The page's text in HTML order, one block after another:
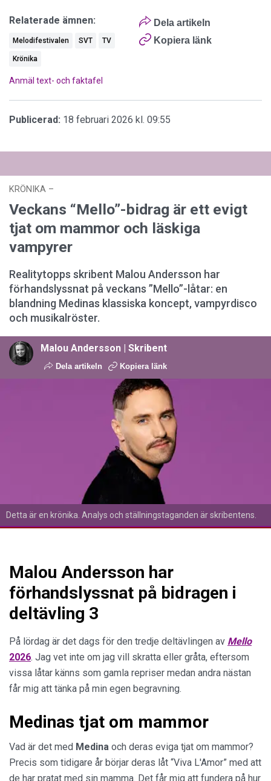
Dela artikeln
Kopiera länk
Relaterade ämnen:
Melodifestivalen SVT TV
Krönika
Anmäl text- och faktafel
Publicerad: 18 februari 2026 kl. 09:55
KRÖNIKA –
Veckans “Mello”-bidrag är ett evigt
tjat om mammor och läskiga
vampyrer
Realitytopps skribent Malou Andersson har
förhandslyssnat på veckans ”Mello”-låtar: en
blandning Medinas klassiska koncept, vampyrdisco
och musikalröster.
Malou Andersson | Skribent
Dela artikeln Kopiera länk
Detta är en krönika. Analys och ställningstaganden är skribentens.
Malou Andersson har
förhandslyssnat på bidragen i
deltävling 3
På lördag är det dags för den tredje deltävlingen av Mello
2026. Jag vet inte om jag vill skratta eller gråta, eftersom
vissa låtar känns som gamla repriser medan andra nästan
får mig att tänka på min egen begravning.
Medinas tjat om mammor
Vad är det med Medina och deras eviga tjat om mammor?
Precis som tidigare år börjar deras låt “Viva L'Amor” med att
de har pratat med sin mamma. Det får mig att fundera på hur